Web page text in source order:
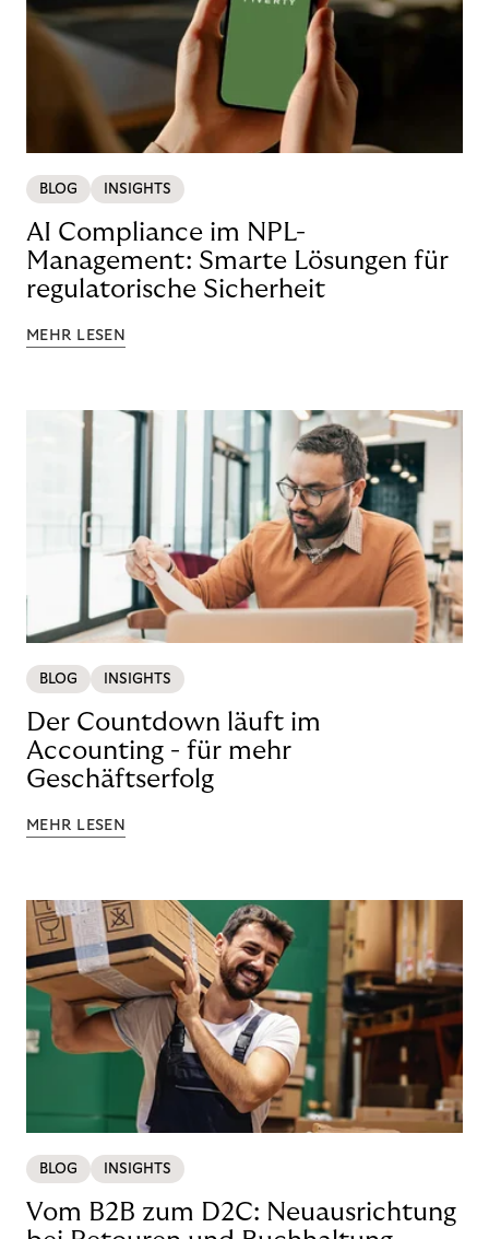
BLOG INSIGHTS
AI Compliance im NPL-
Management: Smarte Lösungen für
regulatorische Sicherheit
MEHR LESEN
BLOG INSIGHTS
Der Countdown läuft im
Accounting - für mehr
Geschäftserfolg
MEHR LESEN
BLOG INSIGHTS
Vom B2B zum D2C: Neuausrichtung